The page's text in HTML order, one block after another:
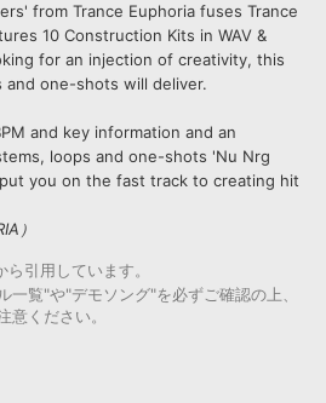
from Trance Euphoria fuses Trance
10 Construction Kits in WAV &
for an injection of creativity, this
one-shots will deliver.
and key information and an
loops and one-shots 'Nu Nrg
you on the fast track to creating hit
）
引用しています。
一覧"や"デモソング"を必ずご確認の上、
意ください。